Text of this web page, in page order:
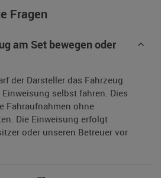
Fragen
am Set bewegen oder
der Darsteller das Fahrzeug
selbst fahren. Dies
Fahraufnahmen ohne
Die Einweisung erfolgt
oder unseren Betreuer vor